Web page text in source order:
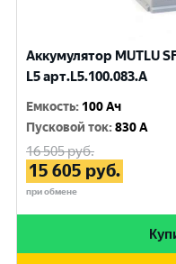
Аккумулятор MUTLU
L5 арт.L5.100.083.A
Емкость: 100 Ач
Пусковой ток:830 A
16 505руб.
15 605 руб.
при обмене